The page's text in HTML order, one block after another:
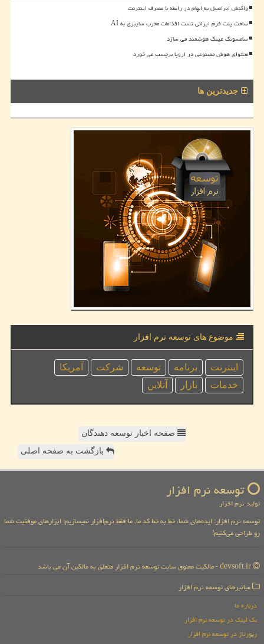
واکنش ایرانسل به ابهام در رابطه با مصرف اینترنت
ساخت پلت فرم ایرانی تست اقدامات مخرب سایبری به AI
سامسونگ عینک هوشمند می سازد
محتوای هوش مصنوعی در اروپا برچسب می خورد
جدیدترین ها
موضوع های توسعه نرم افزار
اینترنت برنامه توسعه شركت
آمریكا
خدمات
بازار آنلاین
صفحه اخبار توسعه دهندگان
بازگشت به صفحه اصلی
توسعه نرم افزار
تولید نرم افزار
توسعه نرم افزار: ایده‌های شما، خط به خط کد ما. ما فقط نرم‌افزار نمیسازیم؛ ابزارهای موفقیت شما
رو طراحی می‌کنیم!
میانبرهای توسعه نرم افزار
درباره ما
بک لینک در توسعه نرم افزار
رپورتاژ در توسعه نرم افزار